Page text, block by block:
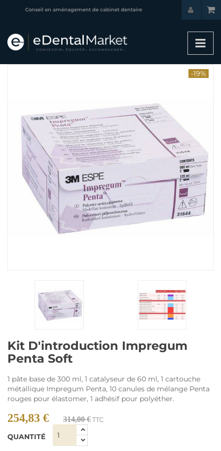
Conseil en aménagement de cabinet dentaire
-19%
Kit D'introduction Impregum
Penta Soft
1 pâte base de 300 ml, 1 catalyseur de 60 ml, 1 cartouche
métallique Impregum Penta, 10 canules de mélange Penta
rouges pour élastomer, 1 adhésif pour polyéther.
254,83 € 314,00 €TTC
QUANTITÉ